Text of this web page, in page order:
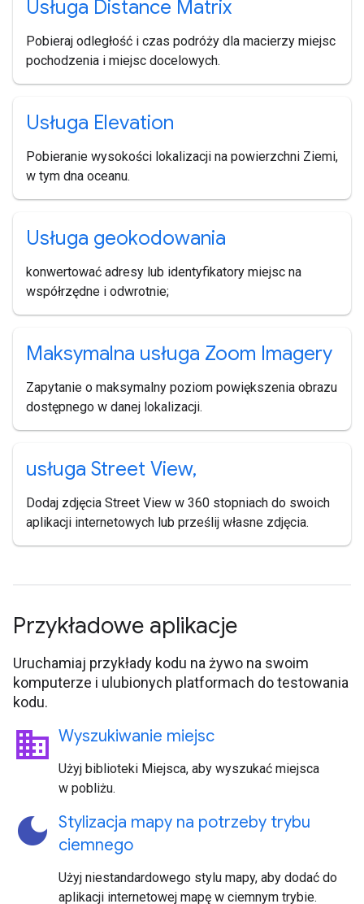
Usługa Distance Matrix
Pobieraj odległość i czas podróży dla macierzy miejsc
pochodzenia i miejsc docelowych.
Usługa Elevation
Pobieranie wysokości lokalizacji na powierzchni Ziemi,
w tym dna oceanu.
Usługa geokodowania
konwertować adresy lub identyfikatory miejsc na
współrzędne i odwrotnie;
Maksymalna usługa Zoom Imagery
Zapytanie o maksymalny poziom powiększenia obrazu
dostępnego w danej lokalizacji.
usługa Street View,
Dodaj zdjęcia Street View w 360 stopniach do swoich
aplikacji internetowych lub prześlij własne zdjęcia.
Przykładowe aplikacje
Uruchamiaj przykłady kodu na żywo na swoim
komputerze i ulubionych platformach do testowania
kodu.
business Wyszukiwanie miejsc
Użyj biblioteki Miejsca, aby wyszukać miejsca
w pobliżu.
dark_mode Stylizacja mapy na potrzeby trybu
ciemnego
Użyj niestandardowego stylu mapy, aby dodać do
aplikacji internetowej mapę w ciemnym trybie.